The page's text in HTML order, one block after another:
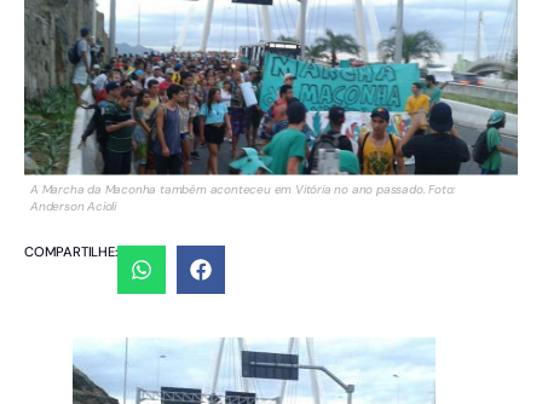
A Marcha da Maconha também aconteceu em Vitória no ano passado. Foto:
Anderson Acioli
COMPARTILHE: